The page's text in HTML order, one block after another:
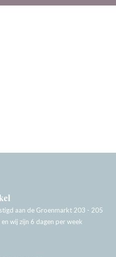
aan de Groenmarkt 203 - 205
wij zijn 6 dagen per week